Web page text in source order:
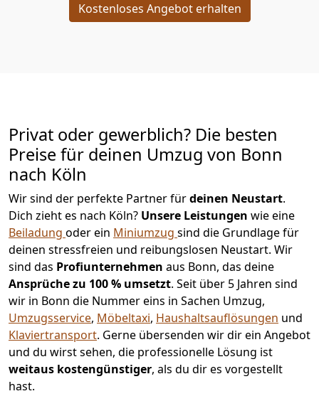
Kostenloses Angebot erhalten
Privat oder gewerblich? Die besten
Preise für deinen Umzug von Bonn
nach Köln
Wir sind der perfekte Partner fürdeinen Neustart.
Dich zieht es nach Köln? Unsere Leistungen wie eine
Beiladung oder ein Miniumzug sind die Grundlage für
deinen stressfreien und reibungslosen Neustart. Wir
sind das Profiunternehmen aus Bonn, das deine
Ansprüche zu 100% umsetzt. Seit über 5 Jahren sind
wir in Bonn die Nummer eins in Sachen Umzug,
Umzugsservice, Möbeltaxi, Haushaltsauflösungen und
Klaviertransport. Gerne übersenden wir dir ein Angebot
und du wirst sehen, die professionelle Lösung ist
weitaus kostengünstiger, als du dir es vorgestellt
hast.